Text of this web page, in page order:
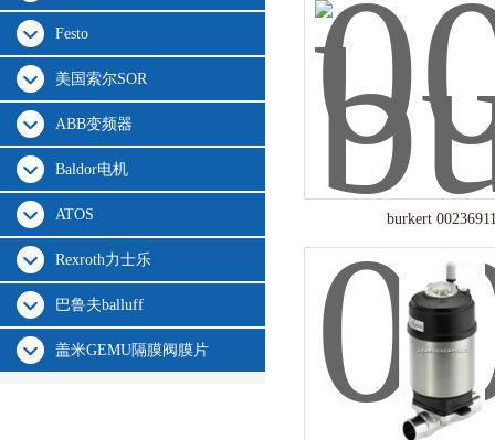
Festo
美国索尔SOR
ABB变频器
Baldor电机
ATOS
Rexroth力士乐
巴鲁夫balluff
盖米GEMU隔膜阀膜片
burkert